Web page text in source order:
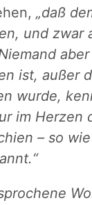
„daß
und
ist, außer
wurde,
im
– so